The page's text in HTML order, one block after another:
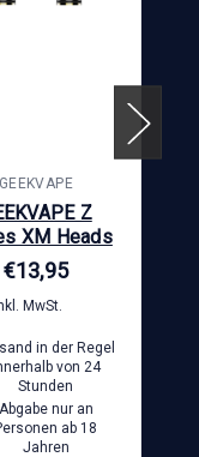
GEEKVAPE
Z
XM Heads
€13,95
MwSt.
in der Regel
von 24
Stunden
Abgabe nur an
ab 18
Jahren